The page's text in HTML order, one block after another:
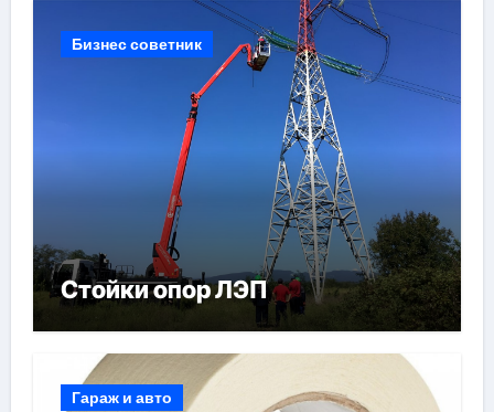
Бизнес советник
Стойки опор ЛЭП
Гараж и авто